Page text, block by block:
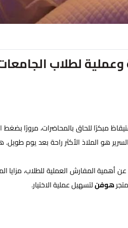
لطلاب
مبكرًا للحاق بالمحاضرات، مرورًا
هو الملاذ الأكثر راحة بعد يوم طويل.
المفارش العملية للطلاب، مزايا
هوفنلتسهيل عملية الاختيار.